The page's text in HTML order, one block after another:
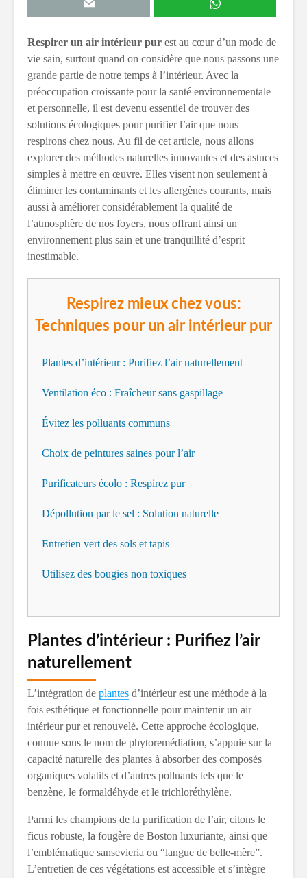
Respirer un air intérieur pur est au cœur d’un mode de
vie sain, surtout quand on considère que nous passons une
grande partie de notre temps à l’intérieur. Avec la
préoccupation croissante pour la santé environnementale
et personnelle, il est devenu essentiel de trouver des
solutions écologiques pour purifier l’air que nous
respirons chez nous. Au fil de cet article, nous allons
explorer des méthodes naturelles innovantes et des astuces
simples à mettre en œuvre. Elles visent non seulement à
éliminer les contaminants et les allergènes courants, mais
aussi à améliorer considérablement la qualité de
l’atmosphère de nos foyers, nous offrant ainsi un
environnement plus sain et une tranquillité d’esprit
inestimable.
Respirez mieux chez vous:
Techniques pour un air intérieur pur
Plantes d’intérieur : Purifiez l’air naturellement
Ventilation éco : Fraîcheur sans gaspillage
Évitez les polluants communs
Choix de peintures saines pour l’air
Purificateurs écolo : Respirez pur
Dépollution par le sel : Solution naturelle
Entretien vert des sols et tapis
Utilisez des bougies non toxiques
Plantes d’intérieur : Purifiez l’air
naturellement
L’intégration de plantes d’intérieur est une méthode à la
fois esthétique et fonctionnelle pour maintenir un air
intérieur pur et renouvelé. Cette approche écologique,
connue sous le nom de phytoremédiation, s’appuie sur la
capacité naturelle des plantes à absorber des composés
organiques volatils et d’autres polluants tels que le
benzène, le formaldéhyde et le trichloréthylène.
Parmi les champions de la purification de l’air, citons le
ficus robuste, la fougère de Boston luxuriante, ainsi que
l’emblématique sansevieria ou “langue de belle-mère”.
L’entretien de ces végétations est accessible et s’intègre